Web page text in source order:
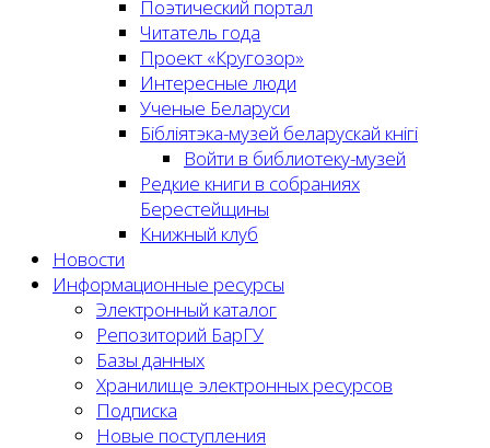
Поэтический портал
Читатель года
Проект «Кругозор»
Интересные люди
Ученые Беларуси
Бібліятэка-музей беларускай кнігі
Войти в библиотеку-музей
Редкие книги в собраниях
Берестейщины
Книжный клуб
Новости
Информационные ресурсы
Электронный каталог
Репозиторий БарГУ
Базы данных
Хранилище электронных ресурсов
Подписка
Новые поступления